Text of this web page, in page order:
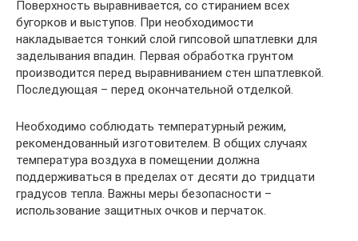
Поверхность выравнивается, со стиранием всех
бугорков и выступов. При необходимости
накладывается тонкий слой гипсовой шпатлевки для
заделывания впадин. Первая обработка грунтом
производится перед выравниванием стен шпатлевкой.
Последующая – перед окончательной отделкой.
Необходимо соблюдать температурный режим,
рекомендованный изготовителем. В общих случаях
температура воздуха в помещении должна
поддерживаться в пределах от десяти до тридцати
градусов тепла. Важны меры безопасности –
использование защитных очков и перчаток.